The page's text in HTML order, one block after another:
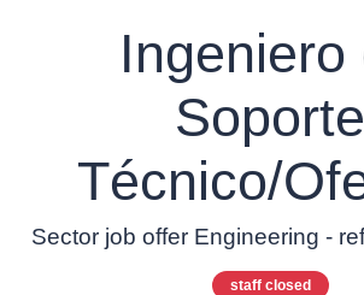
Ingeniero
Soporte
Técnico/
Sector job offer Engineering -
staff closed